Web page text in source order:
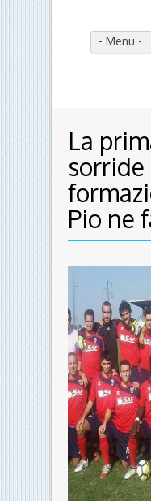
- Menu -
La
sorride
Pio ne